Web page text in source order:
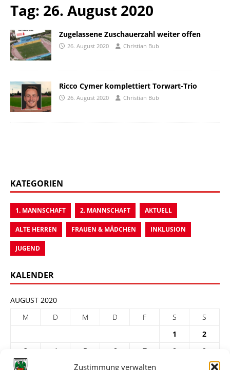
Zustimmung verwalten
Tag: 26. August 2020
Zugelassene Zuschauerzahl weiter offen
26. August 2020 Christian Bub
Ricco Cymer komplettiert Torwart-Trio
26. August 2020 Christian Bub
KATEGORIEN
1. MANNSCHAFT 2. MANNSCHAFT AKTUELL
ALTE HERREN FRAUEN & MÄDCHEN INKLUSION
JUGEND
KALENDER
AUGUST 2020
M
D M D F S
S
1
2
3
4 5 6 7 8
9
10
12 13 14